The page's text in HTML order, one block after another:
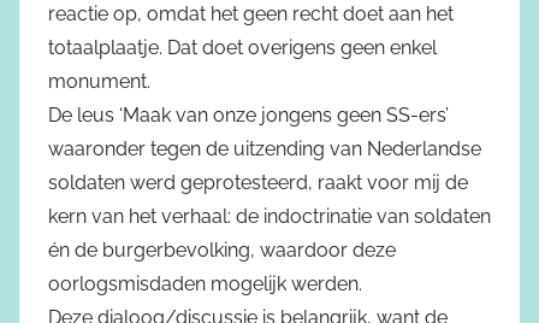
reactie op, omdat het geen recht doet aan het
totaalplaatje. Dat doet overigens geen enkel
monument.
De leus ‘Maak van onze jongens geen SS-ers’
waaronder tegen de uitzending van Nederlandse
soldaten werd geprotesteerd, raakt voor mij de
kern van het verhaal: de indoctrinatie van soldaten
én de burgerbevolking, waardoor deze
oorlogsmisdaden mogelijk werden.
Deze dialoog/discussie is belangrijk, want de